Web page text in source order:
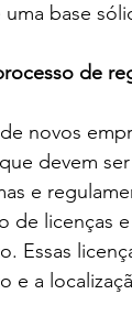
base
de
novos
devem
e
de licenças
Essas
e a